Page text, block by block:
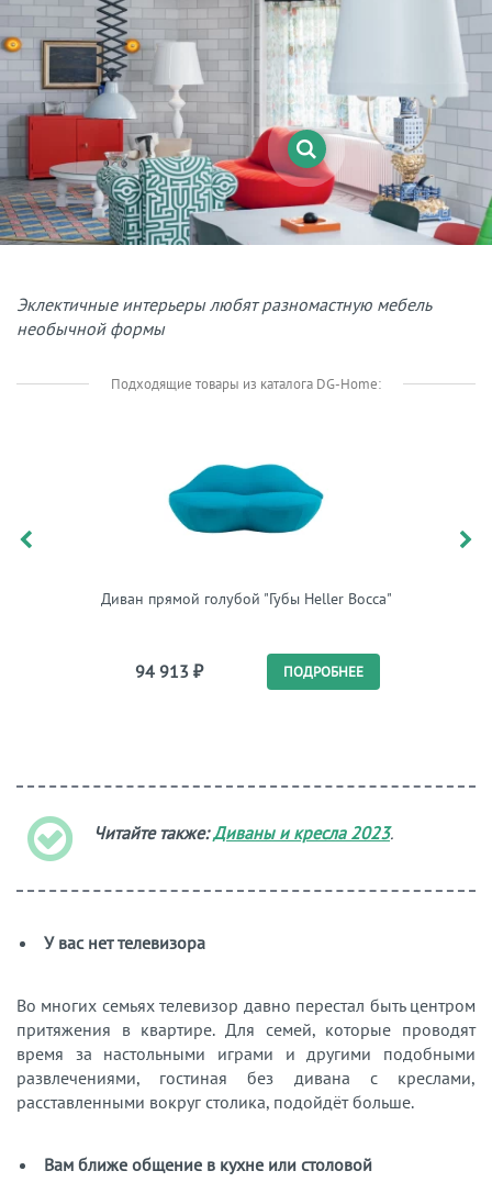
Эклектичные интерьеры любят разномастную мебель
необычной формы
Подходящие товары из каталога DG-Home:
Диван прямой голубой "Губы Heller Bocca"
94 913 ₽ ПОДРОБНЕЕ
Читайте также:Диваны и кресла 2023.
У вас нет телевизора
Во многих семьях телевизор давно перестал быть центром
притяжения в квартире. Для семей, которые проводят
время за настольными играми и другими подобными
развлечениями, гостиная без дивана с креслами,
расставленными вокруг столика, подойдёт больше.
Вам ближе общение в кухне или столовой